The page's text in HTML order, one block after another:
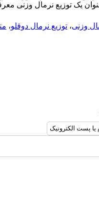
عنوان یک توزیع نرمال وزنی
وزنی، توزیع نرمال دوقلو،